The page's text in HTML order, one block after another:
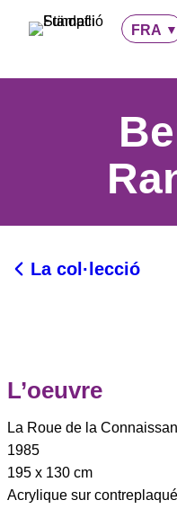
FRA
La col·lecció
L’oeuvre
La Roue de la
1985
195 x 130 cm
Acrylique sur